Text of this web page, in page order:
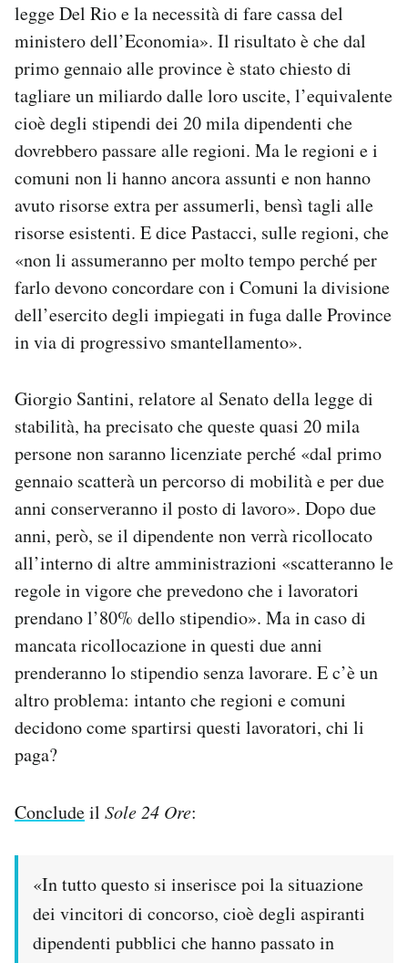
legge Del Rio e la necessità di fare cassa del
ministero dell’Economia». Il risultato è che dal
primo gennaio alle province è stato chiesto di
tagliare un miliardo dalle loro uscite, l’equivalente
cioè degli stipendi dei 20 mila dipendenti che
dovrebbero passare alle regioni. Ma le regioni e i
comuni non li hanno ancora assunti e non hanno
avuto risorse extra per assumerli, bensì tagli alle
risorse esistenti. E dice Pastacci, sulle regioni, che
«non li assumeranno per molto tempo perché per
farlo devono concordare con i Comuni la divisione
dell’esercito degli impiegati in fuga dalle Province
in via di progressivo smantellamento».
Giorgio Santini, relatore al Senato della legge di
stabilità, ha precisato che queste quasi 20 mila
persone non saranno licenziate perché «dal primo
gennaio scatterà un percorso di mobilità e per due
anni conserveranno il posto di lavoro». Dopo due
anni, però, se il dipendente non verrà ricollocato
all’interno di altre amministrazioni «scatteranno le
regole in vigore che prevedono che i lavoratori
prendano l’80% dello stipendio». Ma in caso di
mancata ricollocazione in questi due anni
prenderanno lo stipendio senza lavorare. E c’è un
altro problema: intanto che regioni e comuni
decidono come spartirsi questi lavoratori, chi li
paga?
Concludeil Sole 24 Ore:
«In tutto questo si inserisce poi la situazione
dei vincitori di concorso, cioè degli aspiranti
dipendenti pubblici che hanno passato in